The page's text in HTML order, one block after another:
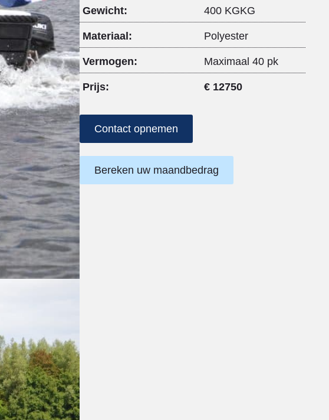
Gewicht: 400 KGKG
Materiaal: Polyester
Vermogen: Maximaal 40 pk
Prijs: € 12750
Contact opnemen
Bereken uw maandbedrag